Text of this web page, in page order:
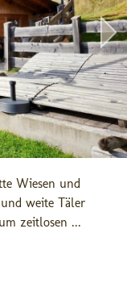
Wiesen und
weite Täler
zeitlosen ...